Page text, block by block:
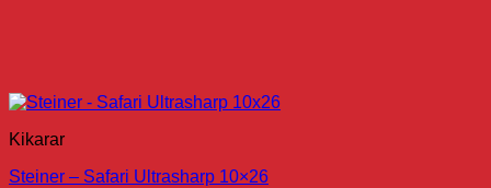
Kikarar
Steiner – Safari Ultrasharp 10×26